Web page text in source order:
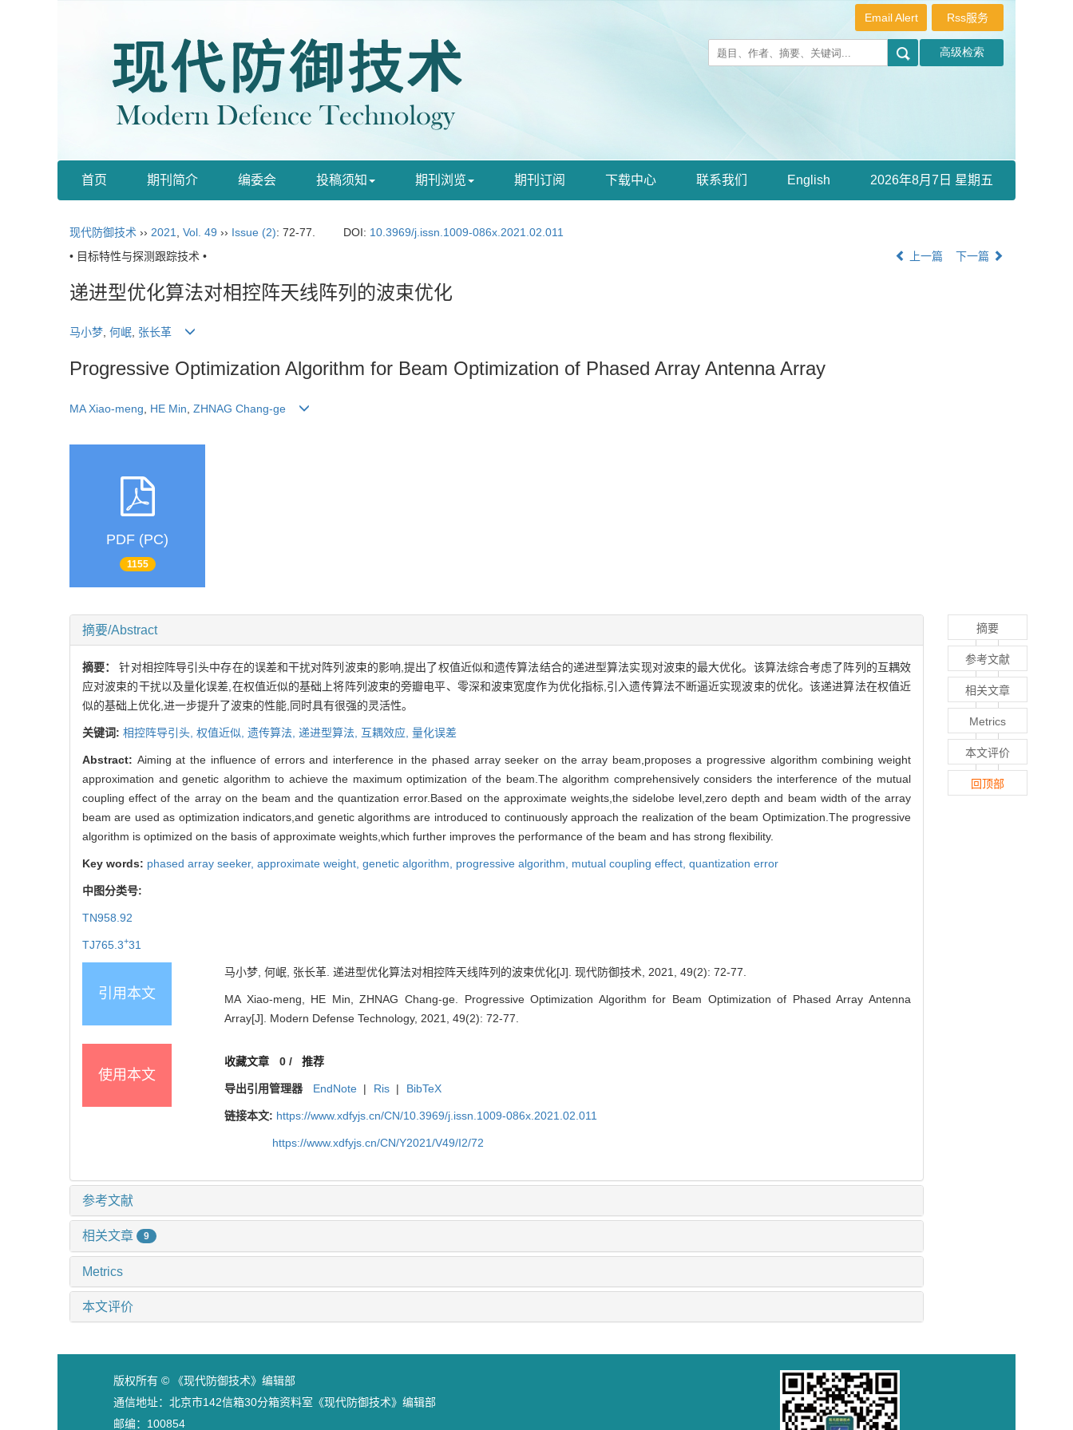
Rss服务
Email Alert
首页 期刊简介 编委会 投稿须知 期刊浏览 期刊订阅 下载中心 联系我们 English 2026年8月7日 星期五
现代防御技术 ›› 2021 Vol. 49 ›› Issue (2): 72-77. DOI: 10.3969/j.issn.1009-086x.2021.02.011
• 目标特性与探测跟踪技术 •
上一篇 下一篇
递进型优化算法对相控阵天线阵列的波束优化
马小梦, 何岷, 张长革
Progressive Optimization Algorithm for Beam Optimization of Phased Array Antenna Array
MA Xiao-meng HE Min ZHNAG Chang-ge
PDF (PC)
1155
摘要/Abstract
摘要：针对相控阵导引头中存在的误差和干扰对阵列波束的影响,提出了权值近似和遗传算法结合的递进型算法实现对波束的最大优化。该算法综合考虑了阵列的互耦效
应对波束的干扰以及量化误差,在权值近似的基础上将阵列波束的旁瓣电平、零深和波束宽度作为优化指标,引入遗传算法不断逼近实现波束的优化。该递进算法在权值近
似的基础上优化,进一步提升了波束的性能,同时具有很强的灵活性。
关键词: 相控阵导引头, 权值近似, 遗传算法, 递进型算法, 互耦效应, 量化误差
Abstract: Aiming at the influence of errors and interference in the phased array seeker on the array beam,proposes a progressive algorithm combining weight
approximation and genetic algorithm to achieve the maximum optimization of the beam.The algorithm comprehensively considers the interference of the mutual
coupling effect of the array on the beam and the quantization error.Based on the approximate weights,the sidelobe level,zero depth and beam width of the array
beam are used as optimization indicators,and genetic algorithms are introduced to continuously approach the realization of the beam Optimization.The progressive
algorithm is optimized on the basis of approximate weights,which further improves the performance of the beam and has strong flexibility.
Key words: phased array seeker, approximate weight, genetic algorithm, progressive algorithm, mutual coupling effect, quantization error
中图分类号:
TN958.92
TJ765.3+31
引用本文
马小梦, 何岷, 张长革. 递进型优化算法对相控阵天线阵列的波束优化[J]. 现代防御技术, 2021, 49(2): 72-77.
MA Xiao-meng, HE Min, ZHNAG Chang-ge. Progressive Optimization Algorithm for Beam Optimization of Phased Array Antenna
Array[J]. Modern Defense Technology, 2021, 49(2): 72-77.
使用本文
收藏文章 0/ 推荐
导出引用管理器 EndNote | Ris | BibTeX
链接本文: https://www.xdfyjs.cn/CN/10.3969/j.issn.1009-086x.2021.02.011
https://www.xdfyjs.cn/CN/Y2021/V49/I2/72
参考文献
相关文章 9
Metrics
本文评价
摘要
参考文献
相关文章
Metrics
本文评价
回顶部
版权所有 © 《现代防御技术》编辑部
通信地址：北京市142信箱30分箱资料室《现代防御技术》编辑部
邮编：100854